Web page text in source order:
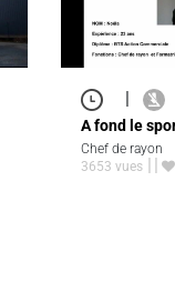
A fond le
Chef de rayon
3653 vues